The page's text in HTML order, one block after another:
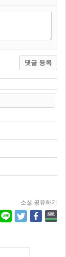
댓글 등록
소셜 공유하기